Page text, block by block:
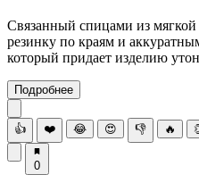
Связанный спицами из
резинку по краям и
который придает изделию
Подробнее
👍 ❤️ 😂 😍 👎 🔥
0